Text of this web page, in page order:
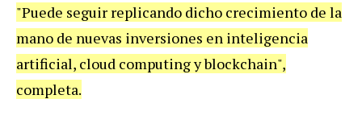
"Puede seguir replicando dicho crecimiento de la
mano de nuevas inversiones en inteligencia
artificial, cloud computing y blockchain",
completa.